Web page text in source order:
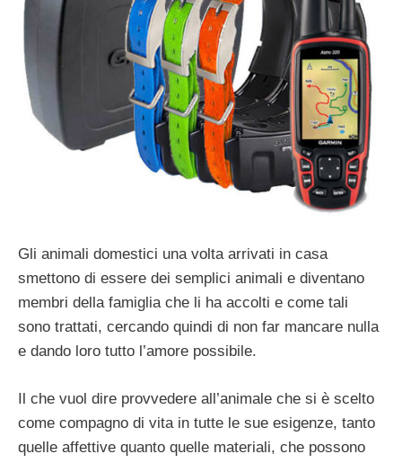
Gli animali domestici una volta arrivati in casa
smettono di essere dei semplici animali e diventano
membri della famiglia che li ha accolti e come tali
sono trattati, cercando quindi di non far mancare nulla
e dando loro tutto l’amore possibile.
Il che vuol dire provvedere all’animale che si è scelto
come compagno di vita in tutte le sue esigenze, tanto
quelle affettive quanto quelle materiali, che possono